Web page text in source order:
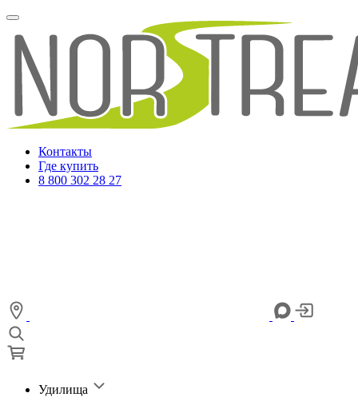
Контакты
Где купить
8 800 302 28 27
Удилища